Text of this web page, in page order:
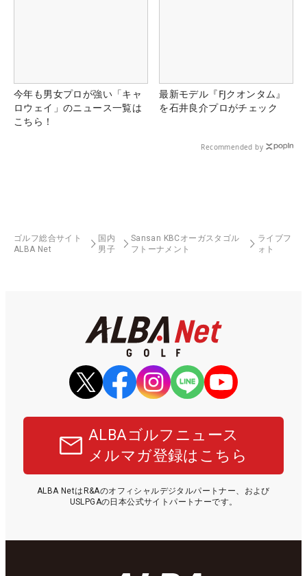
今年も男女プロが強い「キャ
ロウェイ」のニュース一覧は
こちら！
最新モデル『FJクオンタム』
を石井良介プロがチェック
Recommended by
ゴルフ総合サイト
ALBA Net
国内
男子
Sansan KBCオーガスタゴル
フトーナメント
ライブフ
ォト
ALBAゴルフニュース
メルマガ登録はこちら
ALBA NetはR&Aのオフィシャルデジタルパートナー、および
USLPGAの日本公式サイトパートナーです。